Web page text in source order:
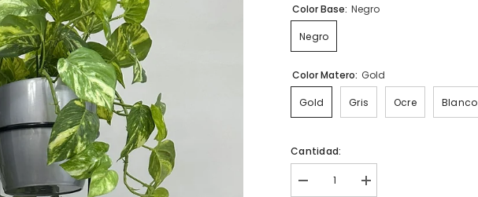
Color Base: Negro
Negro
Color Matero: Gold
Gold Gris Ocre Blanco
Cantidad:
Disminuir
aumentar